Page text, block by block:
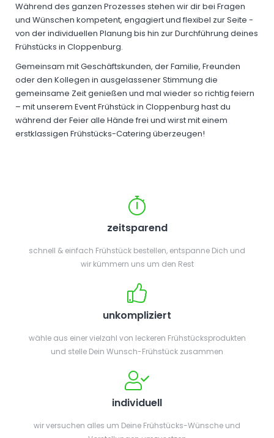
Während des ganzen Prozesses stehen wir dir bei Fragen
und Wünschen kompetent, engagiert und flexibel zur Seite -
von der individuellen Planung bis hin zur Durchführung deines
Frühstücks in Cloppenburg.
Gemeinsam mit Geschäftskunden, der Familie, Freunden
oder den Kollegen in ausgelassener Stimmung die
gemeinsame Zeit genießen und mal wieder so richtig feiern
– mit unserem Event Frühstück in Cloppenburg hast du
während der Feier alle Hände frei und wirst mit einem
erstklassigen Frühstücks-Catering überzeugen!
zeitsparend
schnell & einfach Frühstück bestellen, entspanne Dich und
wir kümmern uns um den Rest
unkompliziert
wähle aus einer vielzahl von leckeren Frühstücksprodukten
und stelle Dein Wunsch-Frühstück zusammen
individuell
wir versuchen alles um Deine Frühstücks-Wünsche und